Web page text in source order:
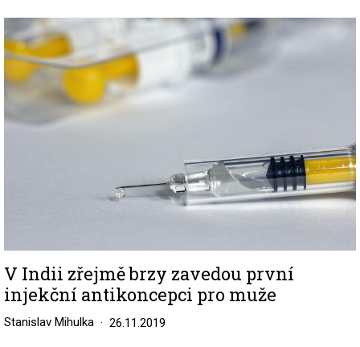
Image
V Indii zřejmě brzy zavedou první
injekční antikoncepci pro muže
Stanislav Mihulka 26.11.2019